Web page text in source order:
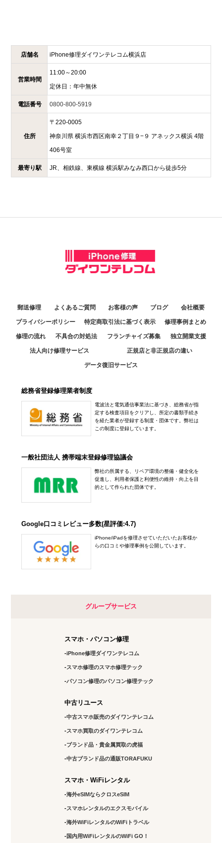
店舗名 iPhone修理ダイワンテレコム横浜店
営業時間
11:00～20:00
定休日： 年中無休
電話番号 0800-800-5919
住所
〒 220-0005
神奈川県 横浜市西区南幸２丁目９−９ アネックス横浜 4階
406号室
最寄り駅 JR、相鉄線、東横線 横浜駅みなみ西口から徒歩5分
郵送修理 よくあるご質問 お客様の声 ブログ 会社概要
プライバシーポリシー 特定商取引法に基づく表示 修理事例まとめ
修理の流れ 不具合の対処法 フランチャイズ募集 独立開業支援
法人向け修理サービス 正規店と非正規店の違い
データ復旧サービス
総務省登録修理業者制度
電波法と電気通信事業法に基づき、総務省が指
定する検査項目をクリアし、所定の書類手続き
を経た業者が登録する制度・団体です。弊社は
この制度に登録しています。
一般社団法人 携帯端末登録修理協議会
弊社の所属する、リペア環境の整備・健全化を
促進し、利用者保護と利便性の維持・向上を目
的として作られた団体です。
Google口コミレビュー多数(星評価:4.7)
iPhone/iPadを修理させていただいたお客様か
らの口コミや修理事例を公開しています。
グループサービス
スマホ・パソコン修理
iPhone修理ダイワンテレコム
スマホ修理のスマホ修理テック
パソコン修理のパソコン修理テック
中古リユース
中古スマホ販売のダイワンテレコム
スマホ買取のダイワンテレコム
ブランド品・貴金属買取の虎福
中古ブランド品の通販TORAFUKU
スマホ・WiFiレンタル
海外eSIMならクロスeSIM
スマホレンタルのエクスモバイル
海外WiFiレンタルのWiFiトラベル
国内用WiFiレンタルのWiFi GO！